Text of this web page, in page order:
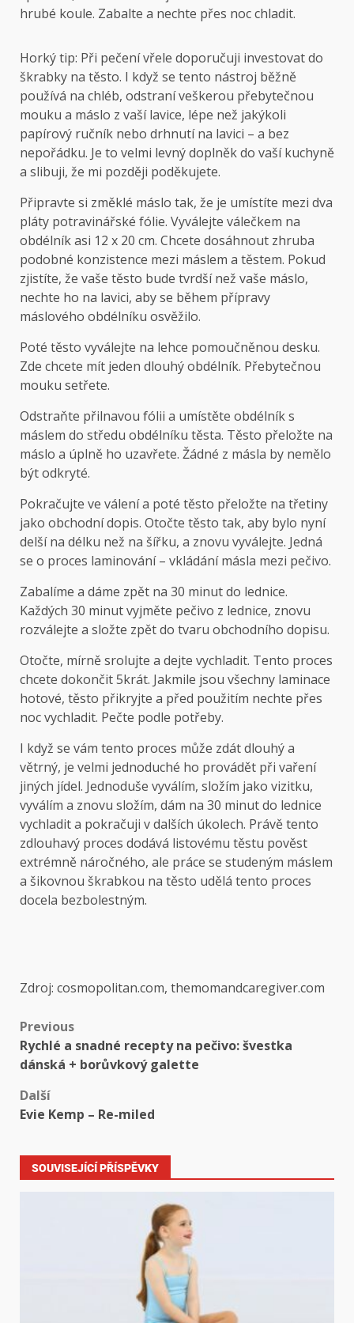
hrubé koule. Zabalte a nechte přes noc chladit.
Horký tip: Při pečení vřele doporučuji investovat do
škrabky na těsto. I když se tento nástroj běžně
používá na chléb, odstraní veškerou přebytečnou
mouku a máslo z vaší lavice, lépe než jakýkoli
papírový ručník nebo drhnutí na lavici – a bez
nepořádku. Je to velmi levný doplněk do vaší kuchyně
a slibuji, že mi později poděkujete.
Připravte si změklé máslo tak, že je umístíte mezi dva
pláty potravinářské fólie. Vyválejte válečkem na
obdélník asi 12 x 20 cm. Chcete dosáhnout zhruba
podobné konzistence mezi máslem a těstem. Pokud
zjistíte, že vaše těsto bude tvrdší než vaše máslo,
nechte ho na lavici, aby se během přípravy
máslového obdélníku osvěžilo.
Poté těsto vyválejte na lehce pomoučněnou desku.
Zde chcete mít jeden dlouhý obdélník. Přebytečnou
mouku setřete.
Odstraňte přilnavou fólii a umístěte obdélník s
máslem do středu obdélníku těsta. Těsto přeložte na
máslo a úplně ho uzavřete. Žádné z másla by nemělo
být odkryté.
Pokračujte ve válení a poté těsto přeložte na třetiny
jako obchodní dopis. Otočte těsto tak, aby bylo nyní
delší na délku než na šířku, a znovu vyválejte. Jedná
se o proces laminování – vkládání másla mezi pečivo.
Zabalíme a dáme zpět na 30 minut do lednice.
Každých 30 minut vyjměte pečivo z lednice, znovu
rozválejte a složte zpět do tvaru obchodního dopisu.
Otočte, mírně srolujte a dejte vychladit. Tento proces
chcete dokončit 5krát. Jakmile jsou všechny laminace
hotové, těsto přikryjte a před použitím nechte přes
noc vychladit. Pečte podle potřeby.
I když se vám tento proces může zdát dlouhý a
větrný, je velmi jednoduché ho provádět při vaření
jiných jídel. Jednoduše vyválím, složím jako vizitku,
vyválím a znovu složím, dám na 30 minut do lednice
vychladit a pokračuji v dalších úkolech. Právě tento
zdlouhavý proces dodává listovému těstu pověst
extrémně náročného, ​​ale práce se studeným máslem
a šikovnou škrabkou na těsto udělá tento proces
docela bezbolestným.
Zdroj: cosmopolitan.com, themomandcaregiver.com
Previous
Rychlé a snadné recepty na pečivo: švestka
dánská + borůvkový galette
Další
Evie Kemp – Re-miled
SOUVISEJÍCÍ PŘÍSPĚVKY